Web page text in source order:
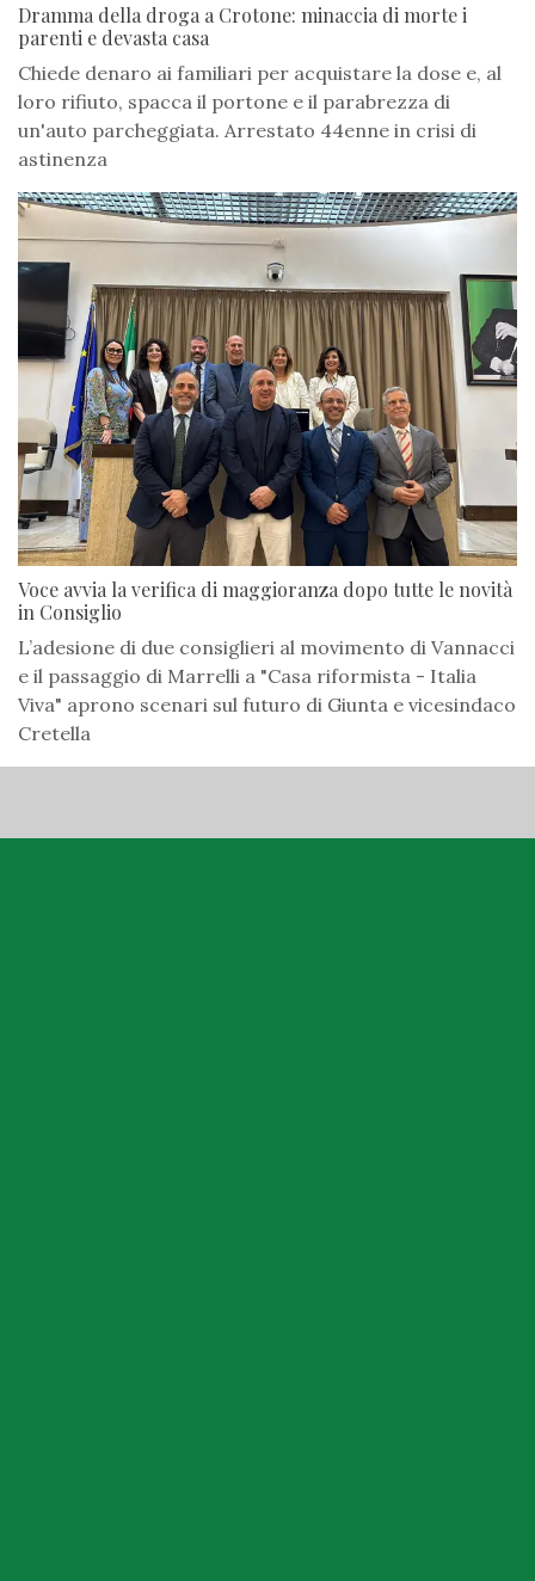
Dramma della droga a Crotone: minaccia di morte i
parenti e devasta casa
Chiede denaro ai familiari per acquistare la dose e, al
loro rifiuto, spacca il portone e il parabrezza di
un'auto parcheggiata. Arrestato 44enne in crisi di
astinenza
Voce avvia la verifica di maggioranza dopo tutte le novità
in Consiglio
L’adesione di due consiglieri al movimento di Vannacci
e il passaggio di Marrelli a "Casa riformista - Italia
Viva" aprono scenari sul futuro di Giunta e vicesindaco
Cretella